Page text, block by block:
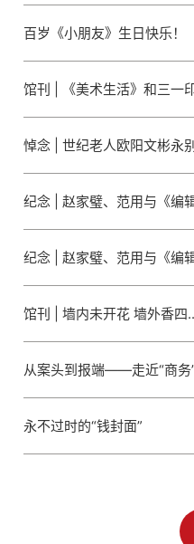
百岁《小朋友》生日快乐！
馆刊 | 《美术生活》和三一
悼念 | 世纪老人欧阳文彬永
纪念 | 赵家璧、范用与《编
纪念 | 赵家璧、范用与《编
馆刊 | 墙内未开花 墙外香四
从案头到报端——走近“商务
永不过时的“钱封面”